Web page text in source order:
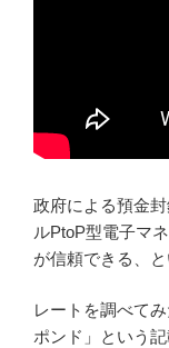
政府による預金
ルPtoP型電子マ
が信頼できる、と
レートを調べて
ポンド」という